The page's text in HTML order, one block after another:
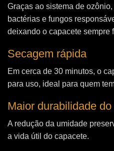
Graças ao sistema de
bactérias e fungos
deixando o capacete sempre
Secagem rápida
Em cerca de 30 minutos, o
para uso, ideal para quem
Maior durabilidade
A redução da umidade
a vida útil do capacete.